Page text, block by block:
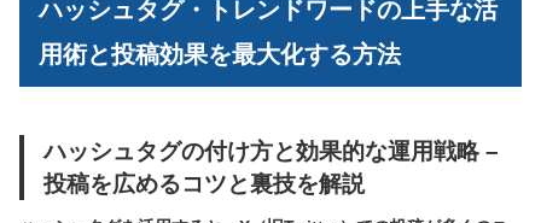
ハッシュタグ・トレンドワードの上手な活
用術と投稿効果を最大化する方法
ハッシュタグの付け方と効果的な運用戦略 –
投稿を広めるコツと裏技を解説